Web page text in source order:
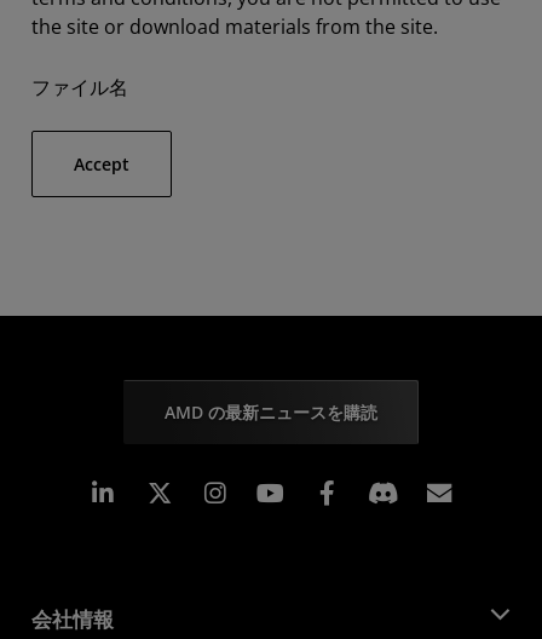
the site or download materials from the site.
ファイル名
Accept
AMD の最新ニュースを購読
Linkedin Instagram Facebook
会社情報